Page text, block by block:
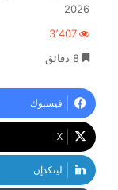
2026
3٬407
فيسبوك
‫X
لينكدإن